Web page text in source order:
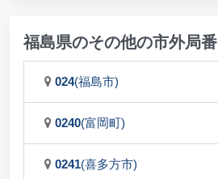
福島県のその他の市外局番
024(福島市)
0240(富岡町)
0241(喜多方市)